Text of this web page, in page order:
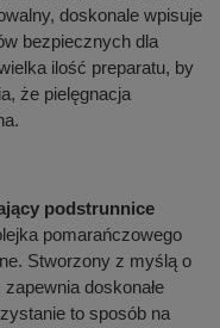
doskonale wpisuje
bezpiecznych dla
ilość preparatu, by
że pielęgnacja
podstrunnice
pomarańczowego
Stworzony z myślą o
doskonałe
to sposób na